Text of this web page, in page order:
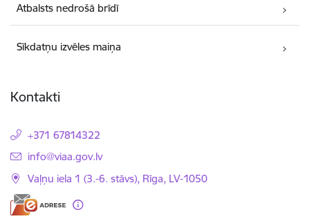
Atbalsts nedrošā brīdī
Sīkdatņu izvēles maiņa
Kontakti
+371 67814322
E-pasts:
info@viaa.gov.lv
Vaļņu iela 1 (3.-6. stāvs), Rīga, LV-1050